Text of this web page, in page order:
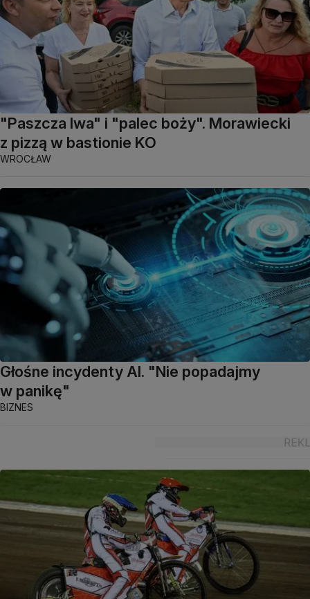
"Paszcza lwa" i "palec boży". Morawiecki
z pizzą w bastionie KO
WROCŁAW
Głośne incydenty AI. "Nie popadajmy
w panikę"
BIZNES